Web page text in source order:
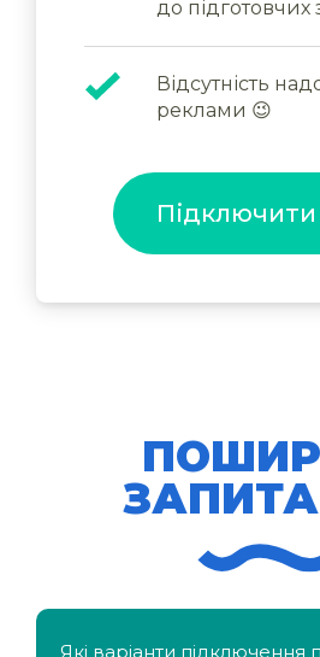
до підготовчих
Відсутність
реклами 😉
Підключити
Які варіанти підключення